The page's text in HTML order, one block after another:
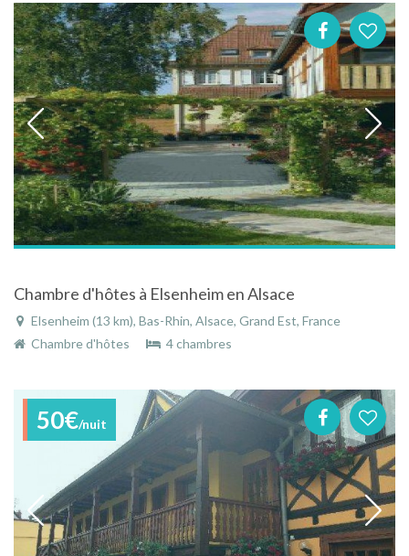
Chambre d'hôtes à Elsenheim en Alsace
Elsenheim (13 km), Bas-Rhin, Alsace, Grand Est, France
Chambre d'hôtes
4 chambres
50€/nuit